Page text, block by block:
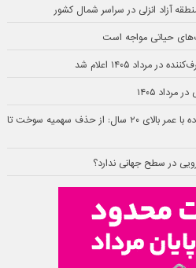
آزاد انزلی در سراسر شمال کشور
حیاتی مواجه است
۱۴۰۵
محدودیت‌های جدید خودروهای فرسوده با عمر بالای ۲۰ سال: از حذف سهمیه سوخت تا
در سطح جهانی ندارد؟